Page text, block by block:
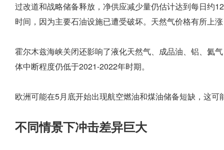
过改道和战略储备释放，净供应减少量仍估计达到每日约
时间，因为主要石油设施已遭受破坏。天然气价格有所上
霍尔木兹海峡关闭还影响了液化天然气、成品油、铝、氦
体中断程度仍低于2021-2022年时期。
欧洲可能在5月底开始出现航空燃油和煤油储备短缺，这
不同情景下冲击差异巨大